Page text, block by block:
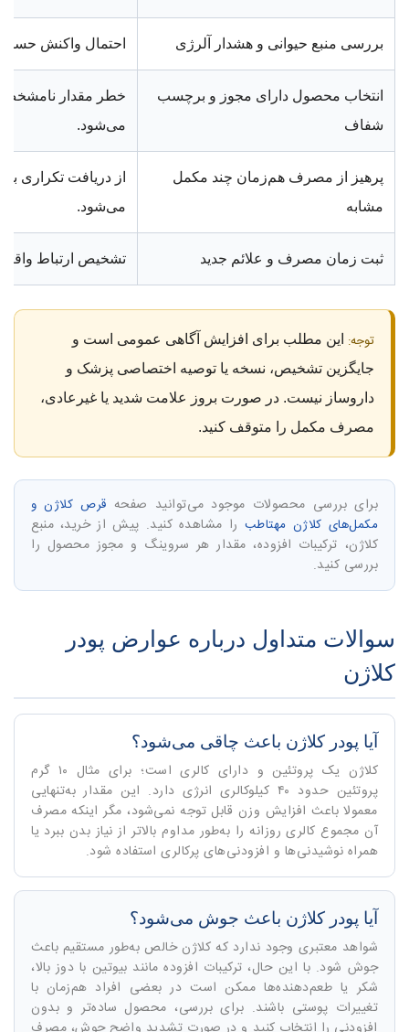
بررسی منبع حیوانی و هشدار آلرژی احتمال واکنش
انتخاب محصول دارای مجوز و برچسب
شفاف
خطر مقدار
می‌شود.
پرهیز از مصرف هم‌زمان چند مکمل
مشابه
می‌شود.
ثبت زمان مصرف و علائم جدید تشخیص ارتباط
توجه: این مطلب برای افزایش آگاهی عمومی است و
جایگزین تشخیص، نسخه یا توصیه اختصاصی پزشک و
داروساز نیست. در صورت بروز علامت شدید یا غیرعادی،
مصرف مکمل را متوقف کنید.
برای بررسی محصولات موجود می‌توانید صفحه قرص کلاژن و
مکمل‌های کلاژن مهتاطب را مشاهده کنید. پیش از خرید، منبع
کلاژن، ترکیبات افزوده، مقدار هر سروینگ و مجوز محصول را
بررسی کنید.
سوالات متداول درباره عوارض پودر
کلاژن
آیا پودر کلاژن باعث چاقی می‌شود؟
کلاژن یک پروتئین و دارای کالری است؛ برای مثال ۱۰ گرم
پروتئین حدود ۴۰ کیلوکالری انرژی دارد. این مقدار به‌تنهایی
معمولا باعث افزایش وزن قابل توجه نمی‌شود، مگر اینکه مصرف
آن مجموع کالری روزانه را به‌طور مداوم بالاتر از نیاز بدن ببرد یا
همراه نوشیدنی‌ها و افزودنی‌های پرکالری استفاده شود.
آیا پودر کلاژن باعث جوش می‌شود؟
شواهد معتبری وجود ندارد که کلاژن خالص به‌طور مستقیم باعث
جوش شود. با این حال، ترکیبات افزوده مانند بیوتین با دوز بالا،
شکر یا طعم‌دهنده‌ها ممکن است در بعضی افراد هم‌زمان با
تغییرات پوستی باشند. برای بررسی، محصول ساده‌تر و بدون